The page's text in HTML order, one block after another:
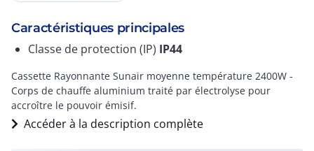
Caractéristiques principales
Classe de protection (IP) IP44
Cassette Rayonnante Sunair moyenne température 2400W -
Corps de chauffe aluminium traité par électrolyse pour
accroître le pouvoir émisif.
Accéder à la description complète